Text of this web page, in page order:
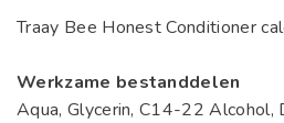
Traay Bee Honest Conditioner
Werkzame bestanddelen
Aqua, Glycerin, C14-22 Alcohol,